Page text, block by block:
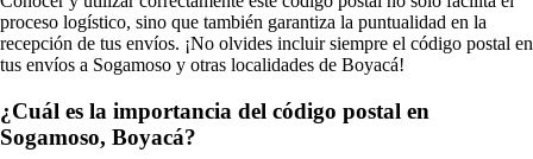
proceso logístico, sino que también garantiza la puntualidad en la
recepción de tus envíos. ¡No olvides incluir siempre el código postal en
tus envíos a Sogamoso y otras localidades de Boyacá!
¿Cuál es la importancia del código postal en
Sogamoso, Boyacá?